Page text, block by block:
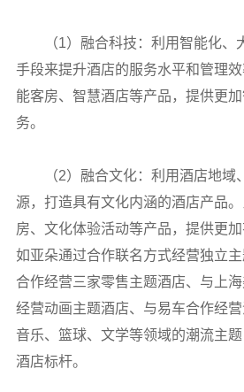
（1）融合科技：利用智能化
手段来提升酒店的服务水平和管理
能客房、智慧酒店等产品，提供更
务。
（2）融合文化：利用酒店地
源，打造具有文化内涵的酒店产品
房、文化体验活动等产品，提供更加
如亚朵通过合作联名方式经营独立
合作经营三家零售主题酒店、与上
经营动画主题酒店、与易车合作经
音乐、篮球、文学等领域的潮流主
酒店标杆。